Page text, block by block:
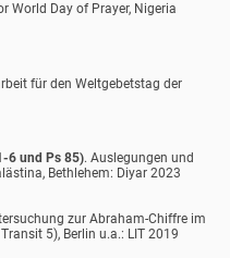
World Day of Prayer, Nigeria
für den Weltgebetstag der
6 und Ps 85). Auslegungen und
Bethlehem: Diyar 2023
zur Abraham-Chiffre im
5), Berlin u.a.: LIT 2019